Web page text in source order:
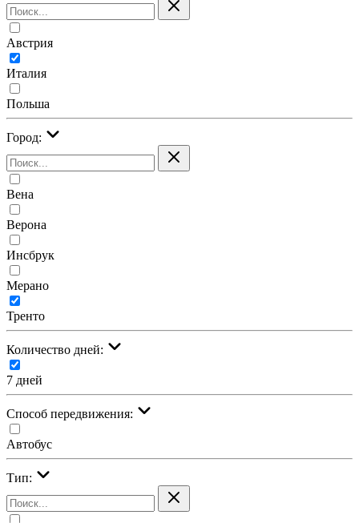
Австрия
Италия
Польша
Город:
Вена
Верона
Инсбрук
Мерано
Тренто
Количество дней:
7 дней
Cпособ передвижения:
Автобус
Тип: